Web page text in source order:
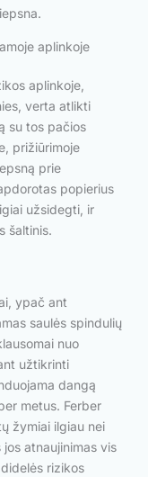
aplinkoje
aplinkoje,
verta atlikti
su tos pačios
prižiūrimoje
prie
popierius
užsidegti, ir
šaltinis.
ypač ant
saulės spindulių
nuo
užtikrinti
dangą
metus. Ferber
žymiai ilgiau nei
atnaujinimas vis
rizikos